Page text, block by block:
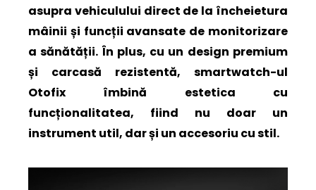
asupra vehiculului direct de la încheietura
mâinii și funcții avansate de monitorizare
a sănătății. În plus, cu un design premium
și carcasă rezistentă, smartwatch-ul
Otofix îmbină estetica cu
funcționalitatea, fiind nu doar un
instrument util, dar și un accesoriu cu stil.